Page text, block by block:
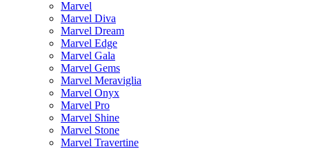
Marvel
Marvel Diva
Marvel Dream
Marvel Edge
Marvel Gala
Marvel Gems
Marvel Meraviglia
Marvel Onyx
Marvel Pro
Marvel Shine
Marvel Stone
Marvel Travertine